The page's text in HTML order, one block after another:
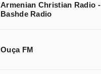
Armenian Christian Radio -
Bashde Radio
Ouça FM